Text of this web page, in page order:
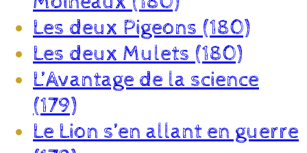
Les deux Pigeons (180)
Les deux Mulets (180)
L’Avantage de la science
(179)
Le Lion s’en allant en guerre